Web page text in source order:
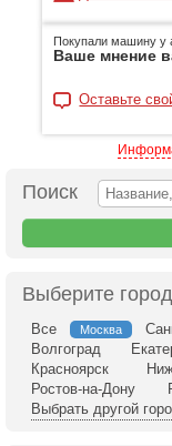
Покупали машину у
Ваше мнение
Оставьте
Поиск
Выберите город
Все Москва
Волгоград
Красноярск
Ростов-на-Дону
Выбрать другой